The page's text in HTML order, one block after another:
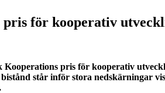
pris för kooperativ
Kooperations pris för kooperativ
står inför stora nedskärningar